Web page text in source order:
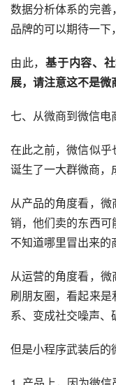
数据分析体系的完
品牌的可以期待一下
由此，基于内容、
展，请注意这不是微
七、从微商到微信电
在此之前，微信似
诞生了一大群微商，
从产品的角度看，
销，他们卖的东西
不知道哪里冒出来的
从运营的角度看，
刷朋友圈，看起来是
系、变成社交噪声、
但是小程序武装后的